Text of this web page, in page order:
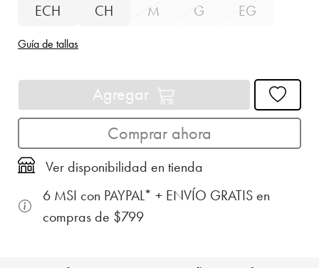
ECH
CH M G EG
Guía de tallas
Agregar
Comprar ahora
Ver disponibilidad en tienda
6 MSI con PAYPAL* + ENVÍO GRATIS en
compras de $799